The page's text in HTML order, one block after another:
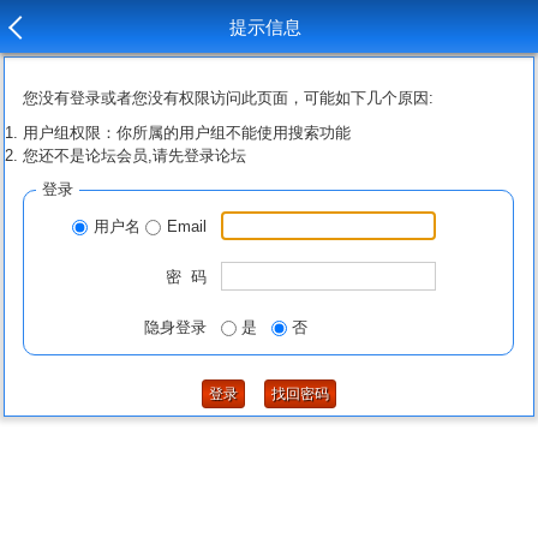
提示信息
您没有登录或者您没有权限访问此页面，可能如下几个原因:
用户组权限：你所属的用户组不能使用搜索功能
您还不是论坛会员,请先登录论坛
登录
用户名 Email
密 码
隐身登录 是 否